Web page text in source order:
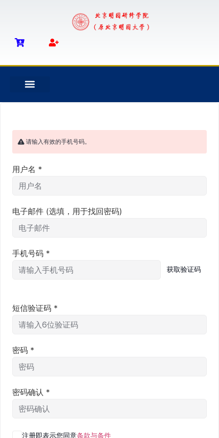
请输入有效的手机号码。
用户名 *
电子邮件 (选填，用于找回密码)
手机号码 *
获取验证码
短信验证码 *
密码 *
密码确认 *
注册即表示您同意条款与条件